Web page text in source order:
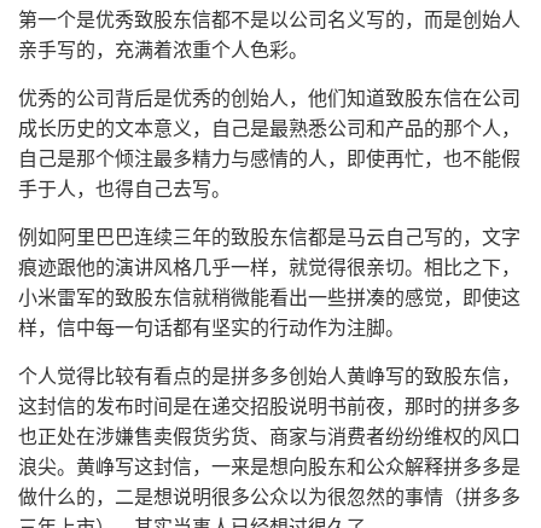
第一个是优秀致股东信都不是以公司名义写的，而是创始人
亲手写的，充满着浓重个人色彩。
优秀的公司背后是优秀的创始人，他们知道致股东信在公司
成长历史的文本意义，自己是最熟悉公司和产品的那个人，
自己是那个倾注最多精力与感情的人，即使再忙，也不能假
手于人，也得自己去写。
例如阿里巴巴连续三年的致股东信都是马云自己写的，文字
痕迹跟他的演讲风格几乎一样，就觉得很亲切。相比之下，
小米雷军的致股东信就稍微能看出一些拼凑的感觉，即使这
样，信中每一句话都有坚实的行动作为注脚。
个人觉得比较有看点的是拼多多创始人黄峥写的致股东信，
这封信的发布时间是在递交招股说明书前夜，那时的拼多多
也正处在涉嫌售卖假货劣货、商家与消费者纷纷维权的风口
浪尖。黄峥写这封信，一来是想向股东和公众解释拼多多是
做什么的，二是想说明很多公众以为很忽然的事情（拼多多